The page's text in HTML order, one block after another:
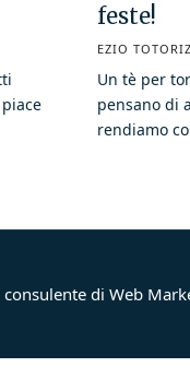
feste!
EZIO
Un tè per
pensano di
rendiamo
di Web